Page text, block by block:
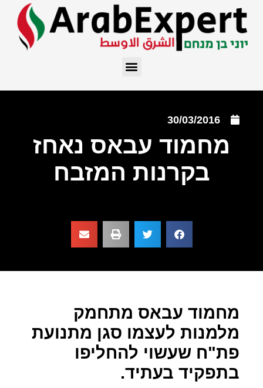
30/03/2016
מחמוד עבאס נאחז
בקרנות המזבח
מחמוד עבאס מתחמק
מלמנות לעצמו סגן מתנועת
פת"ח שעשוי להחליפו
בתפקיד בעתיד.